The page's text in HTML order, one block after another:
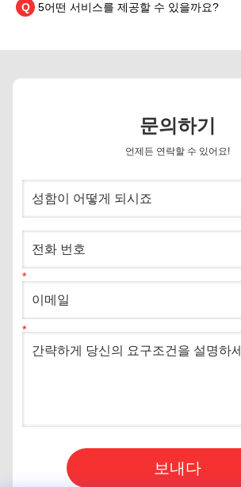
Q 5어떤 서비스를 제공할 수 있을까요?
문의하기
언제든 연락할 수 있어요!
보내다